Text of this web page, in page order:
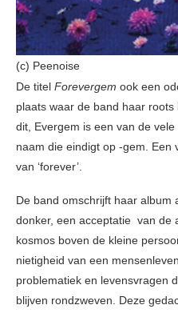
(c) Peenoise
De titel Forevergem ook een
plaats waar de band haar
dit, Evergem is een van de
naam die eindigt op -gem. Een
van ‘forever’.
De band omschrijft haar album
donker, een acceptatie van de
kosmos boven de kleine
nietigheid van een
problematiek en levensvragen
blijven rondzweven. Deze